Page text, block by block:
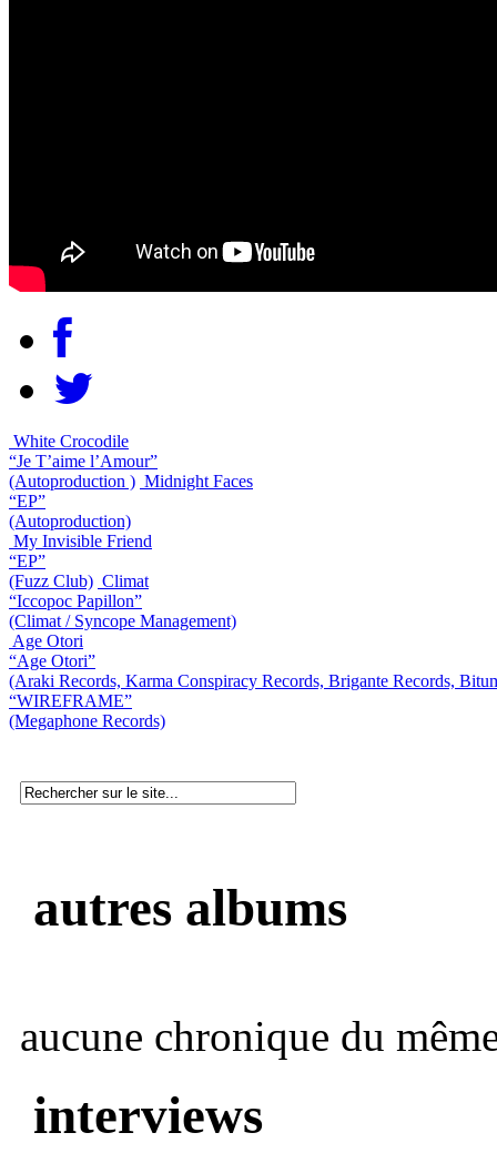
White Crocodile
“Je T’aime l’Amour”
(Autoproduction ) Midnight Faces
“EP”
(Autoproduction)
My Invisible Friend
“EP”
(Fuzz Club) Climat
“Iccopoc Papillon”
(Climat / Syncope Management)
Age Otori
“Age Otori”
(Araki Records, Karma Conspiracy Records, Brigante Records,
“WIREFRAME”
(Megaphone Records)
autres albums
aucune chronique du
interviews